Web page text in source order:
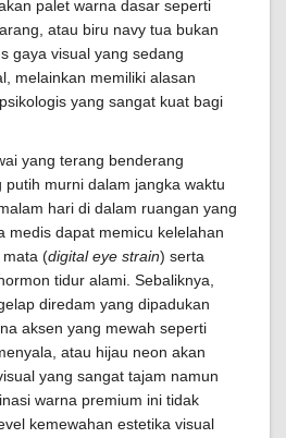
palet warna dasar seperti
atau biru navy tua bukan
gaya visual yang sedang
melainkan memiliki alasan
yang sangat kuat bagi
yang terang benderang
murni dalam jangka waktu
hari di dalam ruangan yang
dapat memicu kelelahan
(digital eye strain) serta
tidur alami. Sebaliknya,
diredam yang dipadukan
aksen yang mewah seperti
atau hijau neon akan
yang sangat tajam namun
warna premium ini tidak
kemewahan estetika visual